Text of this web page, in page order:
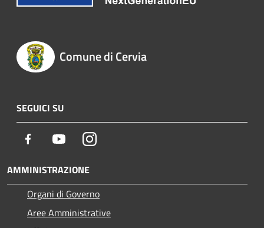
Comune di Cervia
SEGUICI SU
Facebook YoutubeInstagram
AMMINISTRAZIONE
Organi di Governo
Aree Amministrative